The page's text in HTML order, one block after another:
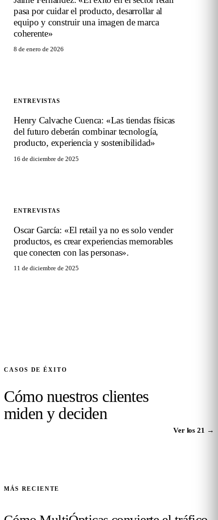
pasa por cuidar el producto, desarrollar al
equipo y construir una imagen de marca
coherente»
8 de enero de 2026
ENTREVISTAS
Henry Calvache Cuenca: «Las tiendas físicas
del futuro deberán combinar tecnología,
producto, experiencia y sostenibilidad»
16 de diciembre de 2025
ENTREVISTAS
Oscar García: «El retail ya no es solo vender
productos, es crear experiencias memorables
que conecten con las personas».
11 de diciembre de 2025
CASOS DE ÉXITO
Cómo nuestros clientes
miden y deciden
Ver los 21 →
MÁS RECIENTE